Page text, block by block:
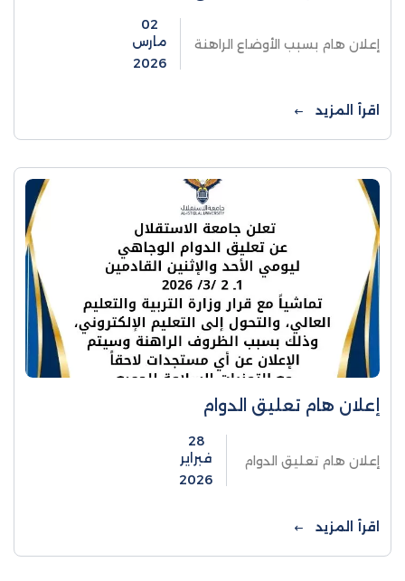
إعلان هام بسبب الأوضاع الراهنة
02
مارس
2026
اقرأ المزيد
إعلان هام تعليق الدوام
إعلان هام تعليق الدوام
28
فبراير
2026
اقرأ المزيد